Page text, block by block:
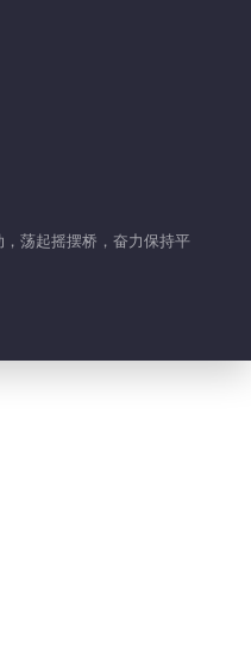
荡起摇摆桥，奋力保持平